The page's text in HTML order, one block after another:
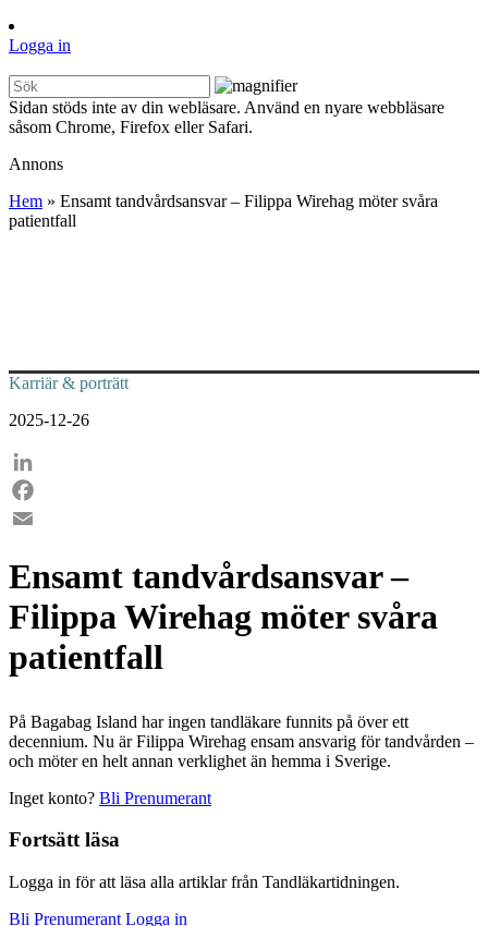
Logga in
Sidan stöds inte av din webläsare. Använd en nyare webbläsare
såsom Chrome, Firefox eller Safari.
Annons
Hem » Ensamt tandvårdsansvar – Filippa Wirehag möter svåra
patientfall
Karriär & porträtt
2025-12-26
LinkedIn
Facebook
Ensamt tandvårdsansvar –
Filippa Wirehag möter svåra
patientfall
På Bagabag Island har ingen tandläkare funnits på över ett
decennium. Nu är Filippa Wirehag ensam ansvarig för tandvården –
och möter en helt annan verklighet än hemma i Sverige.
Inget konto? Bli Prenumerant
Fortsätt läsa
Logga in för att läsa alla artiklar från Tandläkartidningen.
Bli Prenumerant Logga in